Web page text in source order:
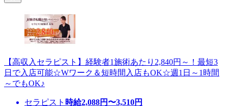
【高収入セラピスト】経験者1施術あたり2,840円～！最短3
日で入店可能☆Wワーク＆短時間入店もOK☆週1日～1時間
～でもOK♪
セラピスト 時給2,088円〜3,510円